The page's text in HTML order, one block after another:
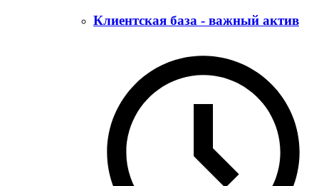
Клиентская база - важный актив